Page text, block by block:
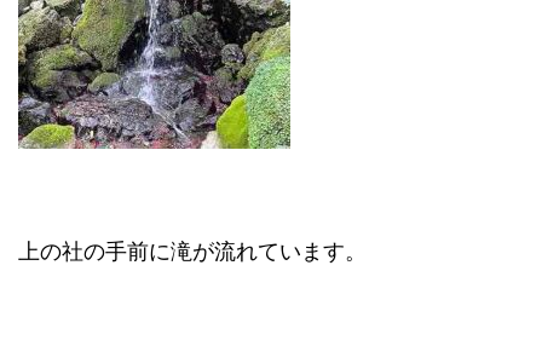
上の社の手前に滝が流れています。